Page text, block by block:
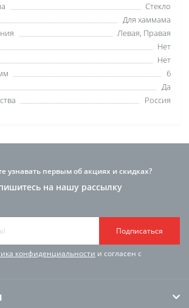
Стекло
Для хаммама
Левая, Правая
Нет
Нет
6
Да
Россия
узнавать первым об акциях и скидках?
на нашу рассылку
Подписаться
конфиденциальности и согласен с